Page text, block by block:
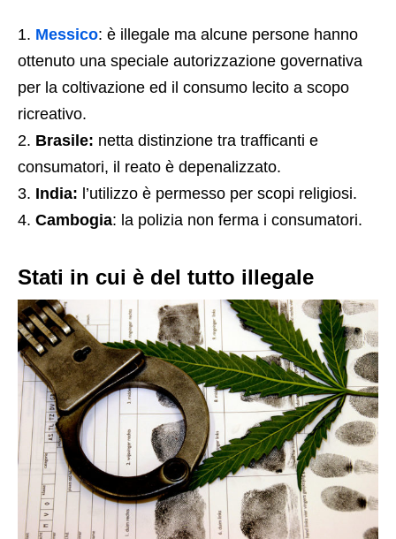
Messico: è illegale ma alcune persone hanno
ottenuto una speciale autorizzazione governativa
per la coltivazione ed il consumo lecito a scopo
ricreativo.
Brasile: netta distinzione tra trafficanti e
consumatori, il reato è depenalizzato.
India: l’utilizzo è permesso per scopi religiosi.
Cambogia: la polizia non ferma i consumatori.
Stati in cui è del tutto illegale